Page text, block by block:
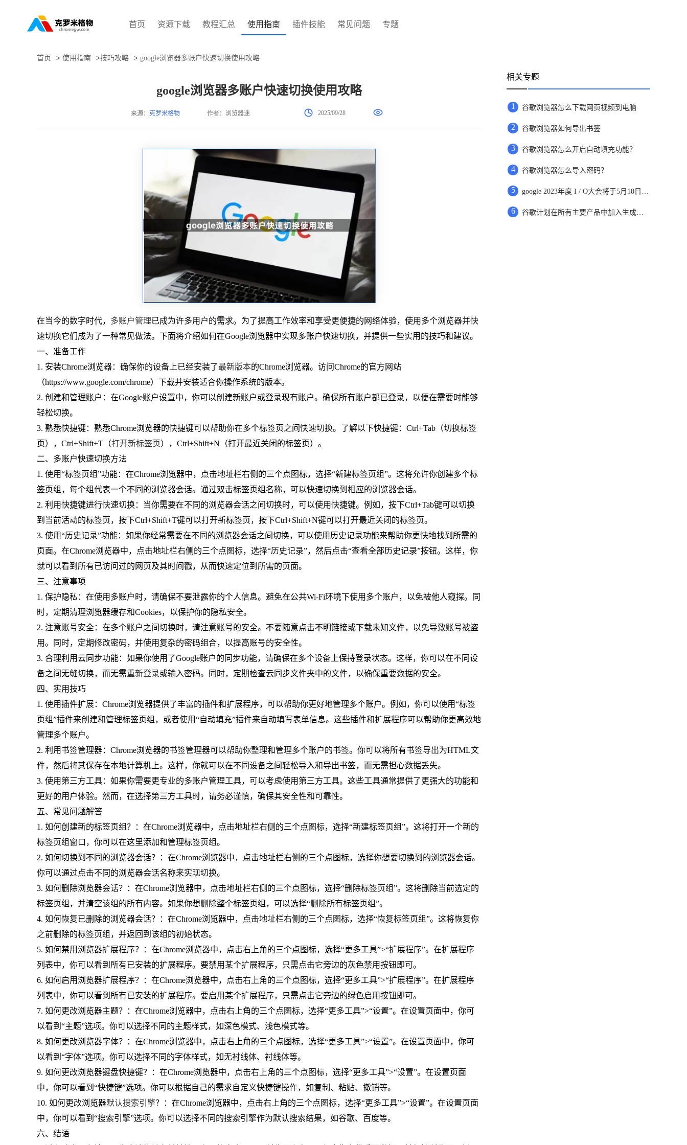
首页 资源下载 教程汇总 使用指南 插件技能 常见问题 专题
首页 > 使用指南 >技巧攻略 > google浏览器多账户快速切换使用攻略
google浏览器多账户快速切换使用攻略
来源： 克罗米格物 作者：浏览器迷 2025/09/28
在当今的数字时代， 多账户管理已成为许多用户的需求。为了提高工作效率和享受更便捷的网络体验，使用多个浏览器并快
速切换它们成为了一种常见做法。下面将介绍如何在Google浏览器中实现多账户快速切换，并提供一些实用的技巧和建议。
一、准备工作
1. 安装Chrome浏览器：确保你的设备上已经安装了最新版本的Chrome浏览器。访问Chrome的官方网站
（https://www.google.com/chrome）下载并安装适合你操作系统的版本。
2. 创建和管理账户：在Google账户设置中，你可以创建新账户或登录现有账户。确保所有账户都已登录，以便在需要时能够
轻松切换。
3. 熟悉快捷键：熟悉Chrome浏览器的快捷键可以帮助你在多个标签页之间快速切换。了解以下快捷键：Ctrl+Tab（切换标签
页），Ctrl+Shift+T（打开新标签页），Ctrl+Shift+N（打开最近关闭的标签页）。
二、多账户快速切换方法
1. 使用“标签页组”功能：在Chrome浏览器中，点击地址栏右侧的三个点图标，选择“新建标签页组”。这将允许你创建多个标
签页组，每个组代表一个不同的浏览器会话。通过双击标签页组名称，可以快速切换到相应的浏览器会话。
2. 利用快捷键进行快速切换：当你需要在不同的浏览器会话之间切换时，可以使用快捷键。例如，按下Ctrl+Tab键可以切换
到当前活动的标签页，按下Ctrl+Shift+T键可以打开新标签页，按下Ctrl+Shift+N键可以打开最近关闭的标签页。
3. 使用“历史记录”功能：如果你经常需要在不同的浏览器会话之间切换，可以使用历史记录功能来帮助你更快地找到所需的
页面。在Chrome浏览器中，点击地址栏右侧的三个点图标，选择“历史记录”，然后点击“查看全部历史记录”按钮。这样，你
就可以看到所有已访问过的网页及其时间戳，从而快速定位到所需的页面。
三、注意事项
1. 保护隐私：在使用多账户时，请确保不要泄露你的个人信息。避免在公共Wi-Fi环境下使用多个账户，以免被他人窥探。同
时，定期清理浏览器缓存和Cookies，以保护你的隐私安全。
2. 注意账号安全：在多个账户之间切换时，请注意账号的安全。不要随意点击不明链接或下载未知文件，以免导致账号被盗
用。同时，定期修改密码，并使用复杂的密码组合，以提高账号的安全性。
3. 合理利用云同步功能：如果你使用了Google账户的同步功能，请确保在多个设备上保持登录状态。这样，你可以在不同设
备之间无缝切换，而无需重新登录或输入密码。同时，定期检查云同步文件夹中的文件，以确保重要数据的安全。
四、实用技巧
1. 使用插件扩展：Chrome浏览器提供了丰富的插件和扩展程序，可以帮助你更好地管理多个账户。例如，你可以使用“标签
页组”插件来创建和管理标签页组，或者使用“自动填充”插件来自动填写表单信息。这些插件和扩展程序可以帮助你更高效地
管理多个账户。
2. 利用书签管理器：Chrome浏览器的书签管理器可以帮助你整理和管理多个账户的书签。你可以将所有书签导出为HTML文
件，然后将其保存在本地计算机上。这样，你就可以在不同设备之间轻松导入和导出书签，而无需担心数据丢失。
3. 使用第三方工具：如果你需要更专业的多账户管理工具，可以考虑使用第三方工具。这些工具通常提供了更强大的功能和
更好的用户体验。然而，在选择第三方工具时，请务必谨慎，确保其安全性和可靠性。
五、常见问题解答
1. 如何创建新的标签页组？：在Chrome浏览器中，点击地址栏右侧的三个点图标，选择“新建标签页组”。这将打开一个新的
标签页组窗口，你可以在这里添加和管理标签页组。
2. 如何切换到不同的浏览器会话？：在Chrome浏览器中，点击地址栏右侧的三个点图标，选择你想要切换到的浏览器会话。
你可以通过点击不同的浏览器会话名称来实现切换。
3. 如何删除浏览器会话？：在Chrome浏览器中，点击地址栏右侧的三个点图标，选择“删除标签页组”。这将删除当前选定的
标签页组，并清空该组的所有内容。如果你想删除整个标签页组，可以选择“删除所有标签页组”。
4. 如何恢复已删除的浏览器会话？：在Chrome浏览器中，点击地址栏右侧的三个点图标，选择“恢复标签页组”。这将恢复你
之前删除的标签页组，并返回到该组的初始状态。
5. 如何禁用浏览器扩展程序？：在Chrome浏览器中，点击右上角的三个点图标，选择“更多工具”>“扩展程序”。在扩展程序
列表中，你可以看到所有已安装的扩展程序。要禁用某个扩展程序，只需点击它旁边的灰色禁用按钮即可。
6. 如何启用浏览器扩展程序？：在Chrome浏览器中，点击右上角的三个点图标，选择“更多工具”>“扩展程序”。在扩展程序
列表中，你可以看到所有已安装的扩展程序。要启用某个扩展程序，只需点击它旁边的绿色启用按钮即可。
7. 如何更改浏览器主题？：在Chrome浏览器中，点击右上角的三个点图标，选择“更多工具”>“设置”。在设置页面中，你可
以看到“主题”选项。你可以选择不同的主题样式，如深色模式、浅色模式等。
8. 如何更改浏览器字体？：在Chrome浏览器中，点击右上角的三个点图标，选择“更多工具”>“设置”。在设置页面中，你可
以看到“字体”选项。你可以选择不同的字体样式，如无衬线体、衬线体等。
9. 如何更改浏览器键盘快捷键？：在Chrome浏览器中，点击右上角的三个点图标，选择“更多工具”>“设置”。在设置页面
中，你可以看到“快捷键”选项。你可以根据自己的需求自定义快捷键操作，如复制、粘贴、撤销等。
10. 如何更改浏览器默认搜索引擎？：在Chrome浏览器中，点击右上角的三个点图标，选择“更多工具”>“设置”。在设置页面
中，你可以看到“搜索引擎”选项。你可以选择不同的搜索引擎作为默认搜索结果，如谷歌、百度等。
六、结语
相关专题
1 谷歌浏览器怎么下载网页视频到电脑
2 谷歌浏览器如何导出书签
3 谷歌浏览器怎么开启自动填充功能？
4 谷歌浏览器怎么导入密码？
5 google 2023年度 I / O大会将于5月10日开放，向所有在线用户开放
6 谷歌计划在所有主要产品中加入生成式人工智能技术